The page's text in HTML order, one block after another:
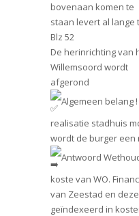
bovenaan komen te
staan levert al lange
Blz 52
De herinrichting van
Willemsoord wordt
afgerond
Algemeen belang
realisatie stadhuis
wordt de burger een
Antwoord
koste van WO.
van Zeestad en
geïndexeerd in